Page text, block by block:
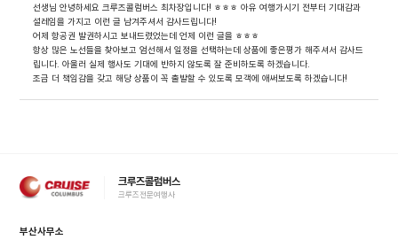
선생님 안녕하세요 크루즈콜럼버스 최차장입니다! ㅎㅎㅎ 아유 여행가시기 전부터 기대감과
설레임을 가지고 이런 글 남겨주셔서 감사드립니다!
어제 항공권 발권하시고 보내드렸었는데 언제 이런 글을 ㅎㅎㅎ
항상 많은 노선들을 찾아보고 엄선해서 일정을 선택하는데 상품에 좋은평가 해주셔서 감사드
립니다. 아울러 실제 행사도 기대에 반하지 않도록 잘 준비하도록 하겠습니다.
조금 더 책임감을 갖고 해당 상품이 꼭 출발할 수 있도록 모객에 애써보도록 하겠습니다!
크루즈콜럼버스
크루즈전문여행사
부산사무소